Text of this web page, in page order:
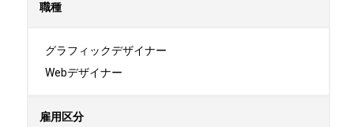
職種
グラフィックデザイナー
Webデザイナー
雇用区分